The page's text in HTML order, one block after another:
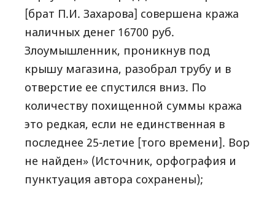
[брат П.И. Захарова] совершена кража
наличных денег 16700 руб.
Злоумышленник, проникнув под
крышу магазина, разобрал трубу и в
отверстие ее спустился вниз. По
количеству похищенной суммы кража
это редкая, если не единственная в
последнее 25-летие [того времени]. Вор
не найден» (Источник, орфография и
пунктуация автора сохранены);